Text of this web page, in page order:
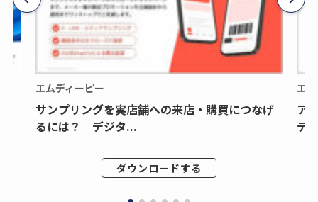
エムディーピー
サンプリングを実店舗への来店・購買につなげ
るには？ デジタ...
ダウンロードする
エ
ア
デ